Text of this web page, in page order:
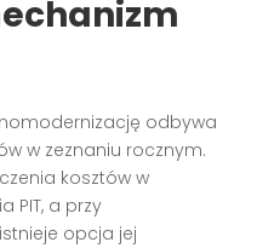
odbywa
w zeznaniu rocznym.
kosztów w
PIT, a przy
opcja jej